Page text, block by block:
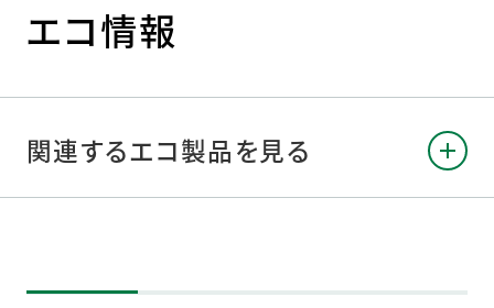
エコ情報
関連するエコ製品を見る